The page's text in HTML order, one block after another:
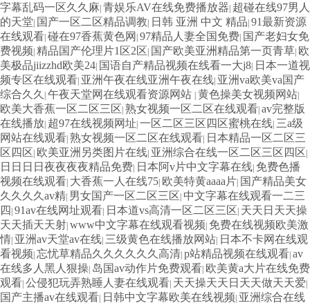
字幕乱码一区久久麻| 青娱乐AV在线免费播放器| 超碰在线97男人
的天堂| 国产一区二区精品调教| 日韩 亚洲 中文 精品| 91最新资源
在线观看| 碰在97香蕉黄色网 | 97精品人妻全国免费| 国产老妇女免
费视频| 精品国产伦理片1区2区| 国产欧美亚洲精品第一页青草| 欧
美极品jiizzhd欧美24| 国语自产精品视频在线看一大j8| 日本一道视
频专区在线观看| 亚洲午夜在线亚洲午夜在线| 亚洲va欧美va国产
综合久久 | 午夜天堂网在线观看资源网站 | 黄色操美女视频网站|
欧美大香蕉一区二区三区| 熟女视频一区二区在线观看| av完整版
在线播放| 超97在线视频网址| 一区二区三区四区蜜桃在线| 三a级
网站在线观看| 熟女视频一区二区在线观看| 日本精品一区二区三
区四区| 欧美亚洲另类图片在线| 亚洲综合在线一区二区三区四区|
日日日日夜夜夜夜精品免费| 日本阿v片中文字幕在线| 免费色播
视频在线观看| 大香蕉一人在线75| 欧美特黄aaaa片| 国产精品美女
久久久久av精| 男女国产一区二区三区| 中文字幕在线观看一二三
四 | 91av在线网址观看| 日本道vs高清一区二区三区| 天天日天天操
天天插天天射| www中文字幕在线观看视频| 免费在线视频欧美激
情| 亚洲av天堂av在线| 三级黄色在线播放网站| 日本不卡网在线观
看视频| 忘忧草精品久久久久久久高清| p站精品视频在线观看| av
在线多人黑人狠操| 岛国av动作片免费观看| 欧美黄a大片在线免费
观看| 公侵犯玩弄熟睡人妻在线观看| 天天操天天日天天做天天爱|
国产主播av在线观看| 日韩中文字幕欧美在线视频| 亚洲综合在线